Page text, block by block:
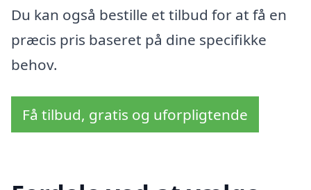
Du kan også bestille et tilbud for at få en
præcis pris baseret på dine specifikke
behov.
Få tilbud, gratis og uforpligtende